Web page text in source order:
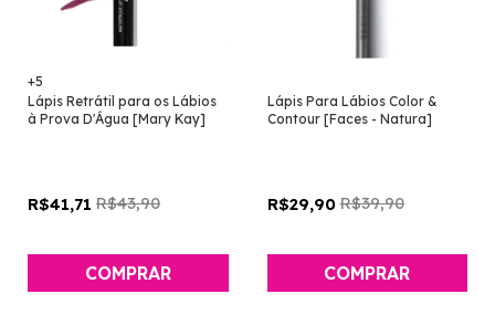
+5
Lápis Retrátil para os Lábios
à Prova D'Água [Mary Kay]
R$41,71 R$43,90
COMPRAR
Lápis Para Lábios Color &
Contour [Faces - Natura]
R$29,90 R$39,90
COMPRAR